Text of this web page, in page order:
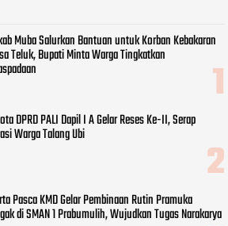
Muba Salurkan Bantuan untuk Korban Kebakaran
Teluk, Bupati Minta Warga Tingkatkan
DPRD PALI Dapil I A Gelar Reses Ke-II, Serap
Warga Talang Ubi
Pasca KMD Gelar Pembinaan Rutin Pramuka
di SMAN 1 Prabumulih, Wujudkan Tugas Narakarya